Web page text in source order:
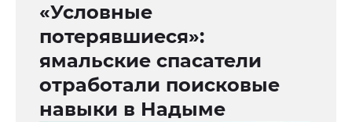
«Условные
потерявшиеся»:
ямальские спасатели
отработали поисковые
навыки в Надыме